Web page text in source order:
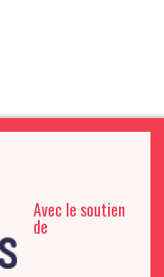
Avec le soutien
de